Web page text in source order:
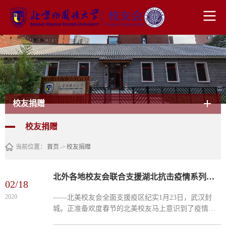
校友捐赠
校友捐赠
当前位置： 首页 -> 校友捐赠
02/18
2020
北外各地校友会联合支援湖北抗击疫情系列报道（五）
​——北美校友会全面支援疫区纪实1月23日，武汉封
城。正准备欢度春节的北美校友马上意识到了疫情的